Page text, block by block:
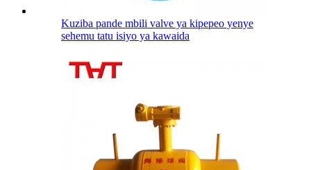
Kuziba pande mbili valve ya kipepeo yenye
sehemu tatu isiyo ya kawaida